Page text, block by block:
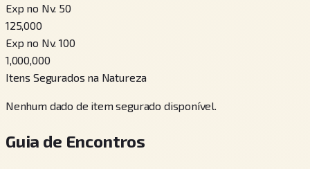
Exp no Nv. 50
125,000
Exp no Nv. 100
1,000,000
Itens Segurados na Natureza
Nenhum dado de item segurado disponível.
Guia de Encontros